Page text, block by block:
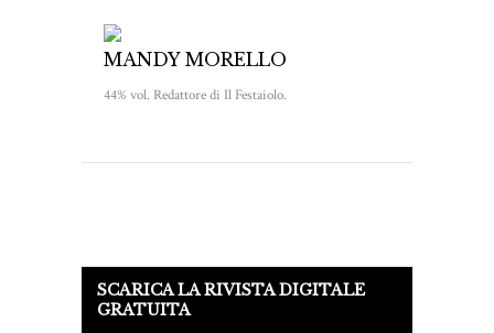
MANDY MORELLO
44% vol. Redattore di Il Festaiolo.
SCARICA LA RIVISTA DIGITALE
GRATUITA